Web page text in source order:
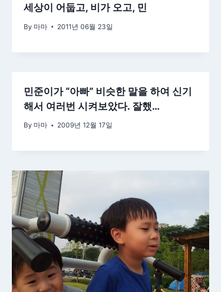
세상이 어둡고, 비가 오고, 민
By 마마 2011년 06월 23일
민준이가 “아빠” 비슷한 말을 하여 신기
해서 여러번 시켜보았다. 잘했…
By 마마 2009년 12월 17일